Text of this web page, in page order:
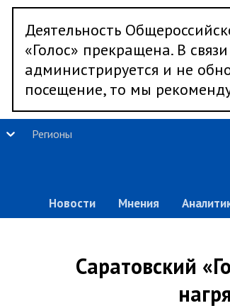
Деятельность
«Голос» прекращена. В
администрируется и не
посещение, то мы
Регионы
Новости Мнения
Саратовский